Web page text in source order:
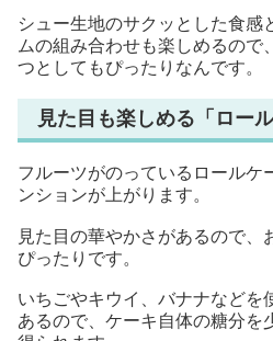
シュー生地のサクッとした食感
ムの組み合わせも楽しめるので
つとしてもぴったりなんです。
見た目も楽しめる「ロール
フルーツがのっているロールケ
ンションが上がります。
見た目の華やかさがあるので、
ぴったりです。
いちごやキウイ、バナナなどを
あるので、ケーキ自体の糖分を